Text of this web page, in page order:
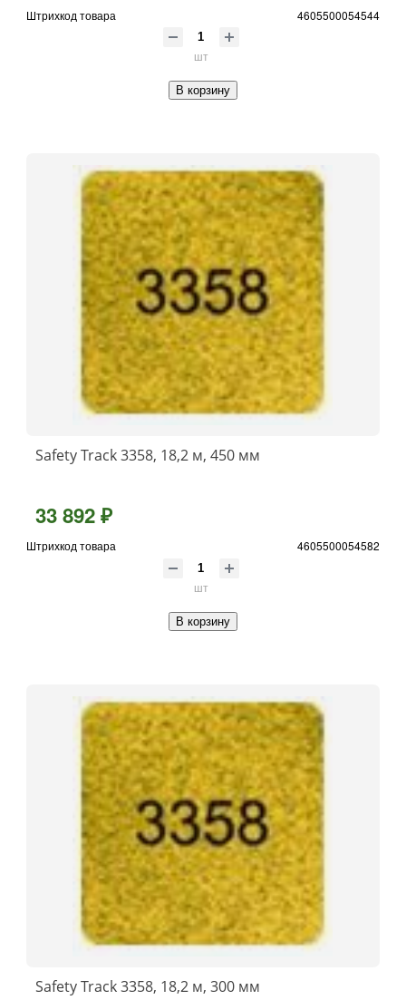
Штрихкод товара 4605500054544
шт
В корзину
Safety Track 3358, 18,2 м, 450 мм
33 892 ₽
Штрихкод товара 4605500054582
шт
В корзину
Safety Track 3358, 18,2 м, 300 мм